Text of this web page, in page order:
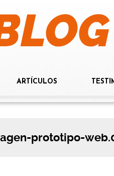
ARTÍCULOS
prototipo-